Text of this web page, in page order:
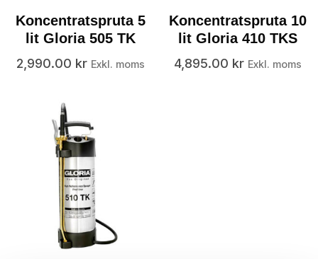
Koncentratspruta 5
lit Gloria 505 TK
2,990.00 kr Exkl. moms
Koncentratspruta 10
lit Gloria 410 TKS
4,895.00 kr Exkl. moms